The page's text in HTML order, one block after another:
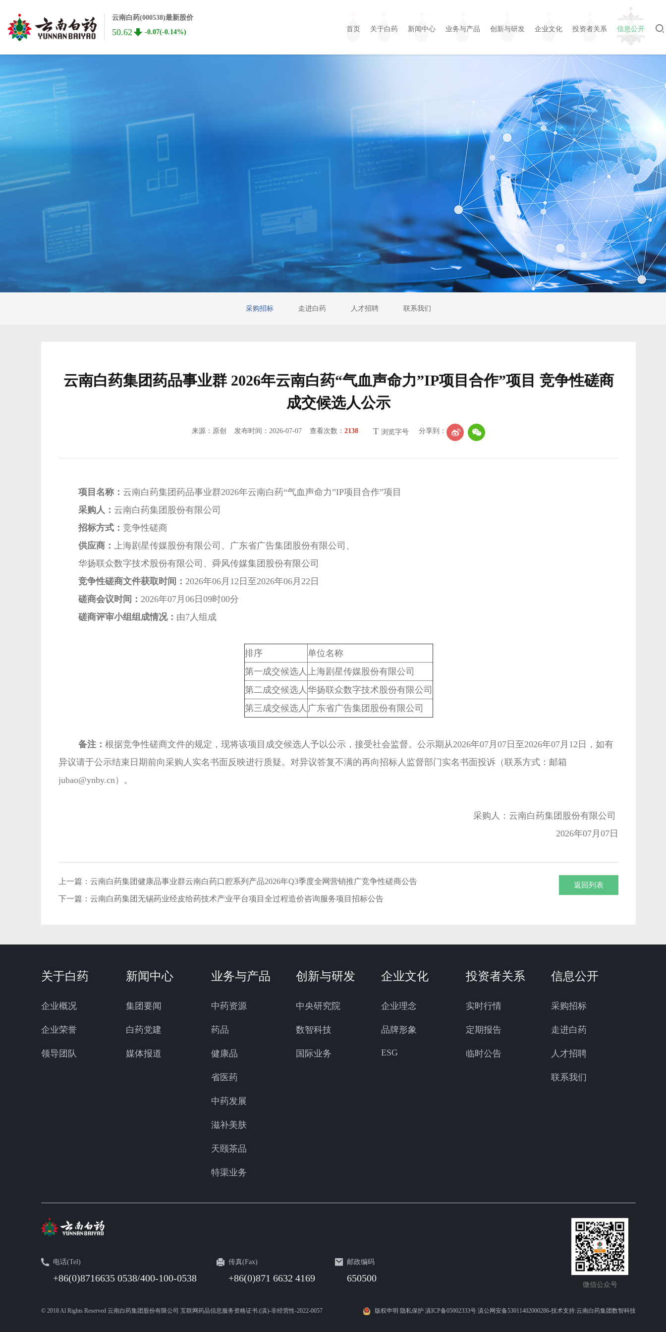
云南白药(000538)最新股价
50.62 -0.07(-0.14%) 首页 关于白药 新闻中心 业务与产品 创新与研发 企业文化 投资者关系 信息公开
采购招标 走进白药 人才招聘 联系我们
云南白药集团药品事业群 2026年云南白药“气血声命力”IP项目合作”项目 竞争性磋商
成交候选人公示
来源：原创 发布时间：2026-07-07 查看次数： 2138 T 浏览字号 分享到：
项目名称： 云南白药集团药品事业群2026年云南白药“气血声命力”IP项目合作”项目
采购人： 云南白药集团股份有限公司
招标方式： 竞争性磋商
供应商： 上海剧星传媒股份有限公司、广东省广告集团股份有限公司、
华扬联众数字技术股份有限公司、舜风传媒集团股份有限公司
竞争性磋商文件获取时间： 2026年06月12日至2026年06月22日
磋商会议时间： 2026年07月06日09时00分
磋商评审小组组成情况： 由7人组成
排序
单位名称
第一成交候选人 上海剧星传媒股份有限公司
第二成交候选人 华扬联众数字技术股份有限公司
第三成交候选人 广东省广告集团股份有限公司
备注： 根据竞争性磋商文件的规定，现将该项目成交候选人予以公示，接受社会监督。公示期从2026年07月07日至2026年07月12日，如有
异议请于公示结束日期前向采购人实名书面反映进行质疑。对异议答复不满的再向招标人监督部门实名书面投诉（联系方式：邮箱
jubao@ynby.cn）。
采购人：云南白药集团股份有限公司
2026年07月07日
上一篇： 云南白药集团健康品事业群云南白药口腔系列产品2026年Q3季度全网营销推广竞争性磋商公告
下一篇： 云南白药集团无锡药业经皮给药技术产业平台项目全过程造价咨询服务项目招标公告
返回列表
关于白药
企业概况
企业荣誉
领导团队
新闻中心
集团要闻
白药党建
媒体报道
业务与产品
中药资源
药品
健康品
省医药
中药发展
滋补美肤
天颐茶品
特渠业务
创新与研发
中央研究院
数智科技
国际业务
企业文化
企业理念
品牌形象
ESG
投资者关系
实时行情
定期报告
临时公告
信息公开
采购招标
走进白药
人才招聘
联系我们
电话(Tel)
+86(0)8716635 0538/400-100-0538
传真(Fax)
+86(0)871 6632 4169
邮政编码
650500
微信公众号
© 2018 Al Rights Reserved 云南白药集团股份有限公司 互联网药品信息服务资格证书:(滇)-非经营性-2022-0057 版权申明 隐私保护 滇ICP备05002333号 滇公网安备53011402000286-技术支持:云南白药集团数智科技